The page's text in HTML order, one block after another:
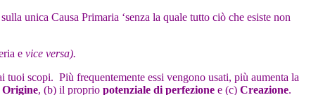
unica Causa Primaria ‘senza la quale tutto ciò che esiste non
e vice versa).
tuoi scopi. Più frequentemente essi vengono usati, più aumenta la
Origine, (b) il proprio potenziale di perfezione e (c) Creazione.